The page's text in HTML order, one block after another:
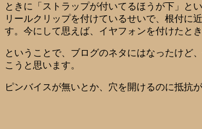
ときに「ストラップが付いてるほうが下」と
リールクリップを付けているせいで、根付に
す。今にして思えば、イヤフォンを付けたと
ということで、ブログのネタにはなったけど
こうと思います。
ピンバイスが無いとか、穴を開けるのに抵抗